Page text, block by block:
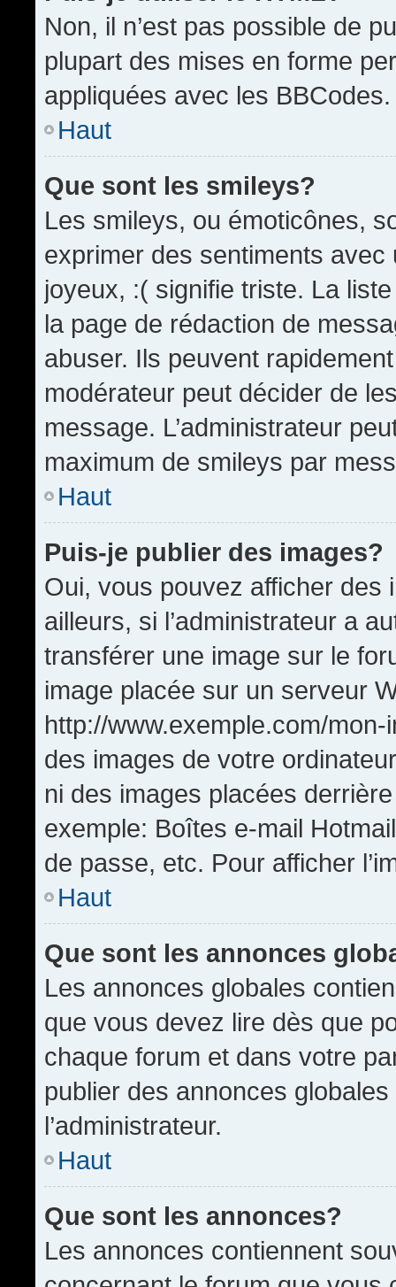
Non, il n’est pas possible de
plupart des mises en forme
appliquées avec les BBCodes.
Haut
Que sont les smileys?
Les smileys, ou émoticônes,
exprimer des sentiments
joyeux, :( signifie triste. La
la page de rédaction de
abuser. Ils peuvent
modérateur peut décider de
message. L’administrateur
maximum de smileys par
Haut
Puis-je publier des images?
Oui, vous pouvez afficher
ailleurs, si l’administrateur a
transférer une image sur le
image placée sur un serveur
http://www.exemple.com/
des images de votre
ni des images placées
exemple: Boîtes e-mail
de passe, etc. Pour afficher
Haut
Que sont les annonces
Les annonces globales
que vous devez lire dès que
chaque forum et dans votre
publier des annonces
l’administrateur.
Haut
Que sont les annonces?
Les annonces contiennent